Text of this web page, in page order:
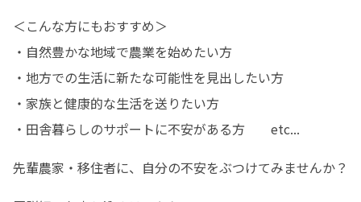
＜こんな方にもおすすめ＞
・自然豊かな地域で農業を始めたい方
・地方での生活に新たな可能性を見出したい方
・家族と健康的な生活を送りたい方
・田舎暮らしのサポートに不安がある方　　etc...
先輩農家・移住者に、自分の不安をぶつけてみませんか？